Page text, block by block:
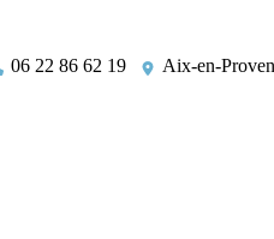
06 22 86 62 19 Aix-en-